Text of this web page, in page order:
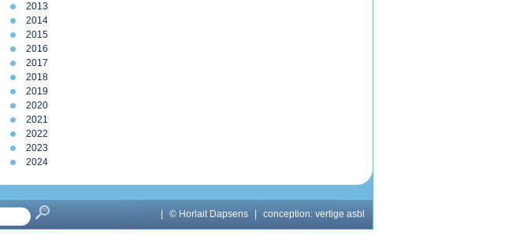
2013
2014
2015
2016
2017
2018
2019
2020
2021
2022
2023
2024
© Horlait Dapsens conception: vertige asbl